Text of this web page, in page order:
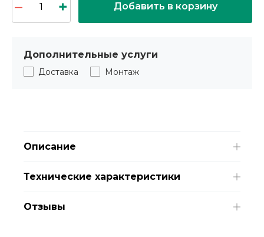
Добавить в корзину
Дополнительные услуги
Доставка Монтаж
Описание
Технические характеристики
Отзывы